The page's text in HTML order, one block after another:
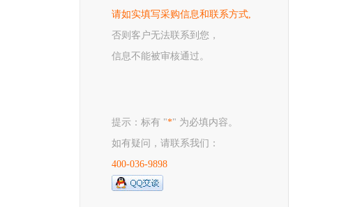
请如实填写采购信息和联系方式,
否则客户无法联系到您，
信息不能被审核通过。
提示：标有 "*" 为必填内容。
如有疑问，请联系我们：
400-036-9898